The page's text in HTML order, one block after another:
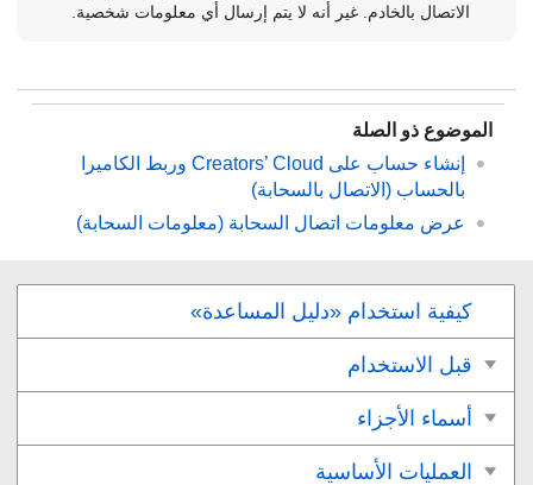
الاتصال بالخادم. غير أنه لا يتم إرسال أي معلومات شخصية.
الموضوع ذو الصلة
إنشاء حساب على Creators’ Cloud وربط الكاميرا
بالحساب ( الاتصال بالسحابة)
عرض معلومات اتصال السحابة (معلومات السحابة)
كيفية استخدام «دليل المساعدة»
قبل الاستخدام
أسماء الأجزاء
العمليات الأساسية